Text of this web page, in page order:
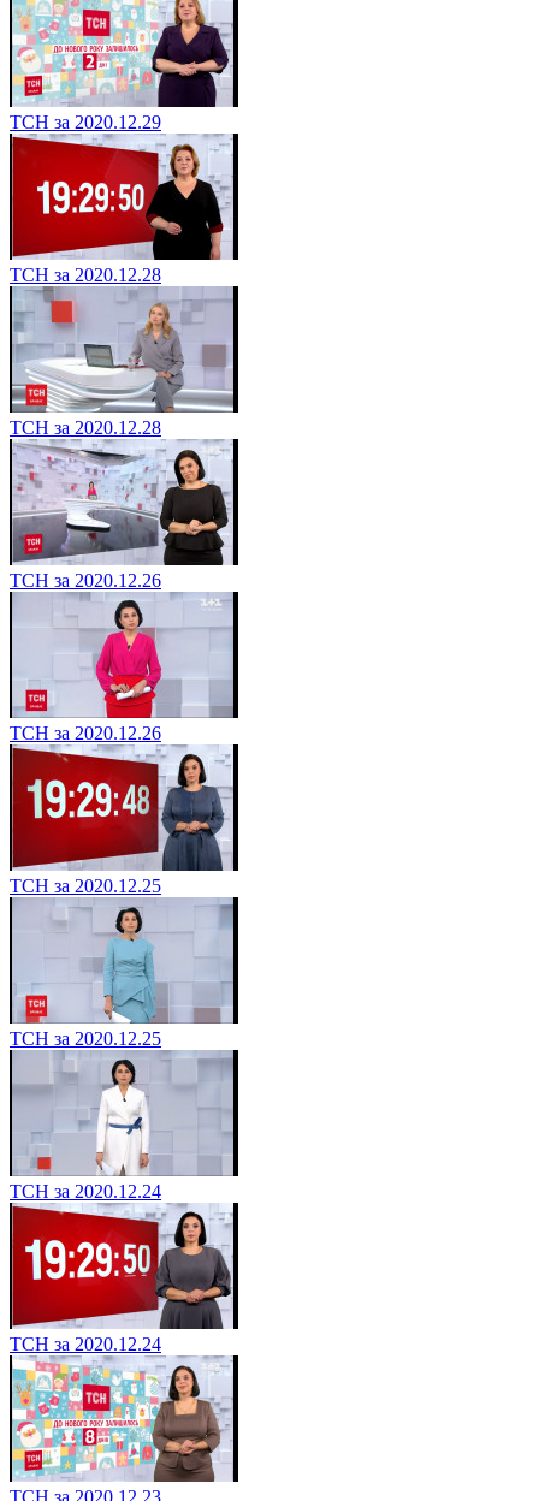
ТСН за 2020.12.29
ТСН за 2020.12.28
ТСН за 2020.12.28
ТСН за 2020.12.26
ТСН за 2020.12.26
ТСН за 2020.12.25
ТСН за 2020.12.25
ТСН за 2020.12.24
ТСН за 2020.12.24
ТСН за 2020.12.23